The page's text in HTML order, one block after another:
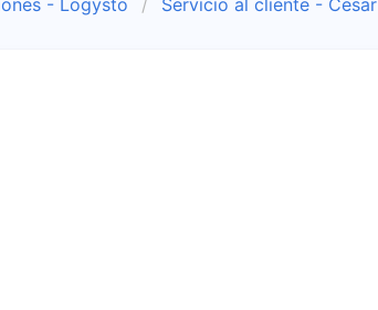
- Logysto Servicio al cliente - Cesar